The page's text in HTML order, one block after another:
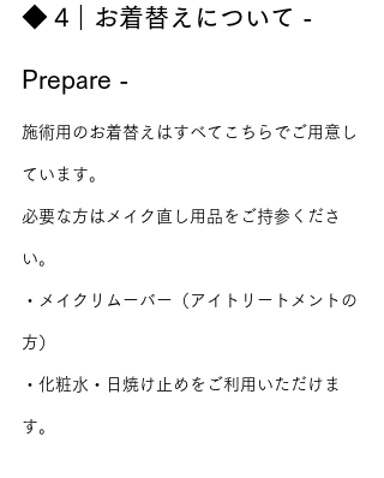
◆ 4｜お着替えについて -
Prepare -
施術用のお着替えはすべてこちらでご用意し
ています。
必要な方はメイク直し用品をご持参くださ
い。
・メイクリムーバー（アイトリートメントの
方）
・化粧水・日焼け止めをご利用いただけま
す。